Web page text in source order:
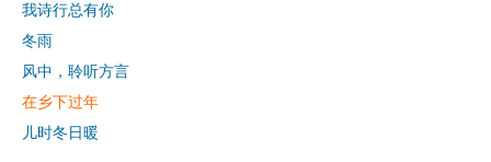
我诗行总有你
冬雨
风中，聆听方言
在乡下过年
儿时冬日暖